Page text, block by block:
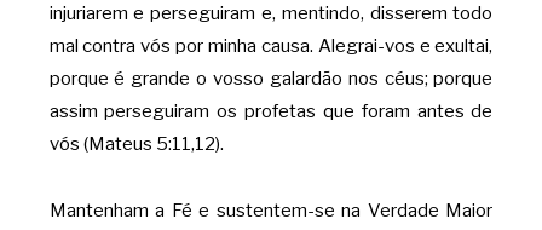
injuriarem e perseguiram e, mentindo, disserem todo
mal contra vós por minha causa. Alegrai-vos e exultai,
porque é grande o vosso galardão nos céus; porque
assim perseguiram os profetas que foram antes de
vós (Mateus 5:11,12).
Mantenham a Fé e sustentem-se na Verdade Maior